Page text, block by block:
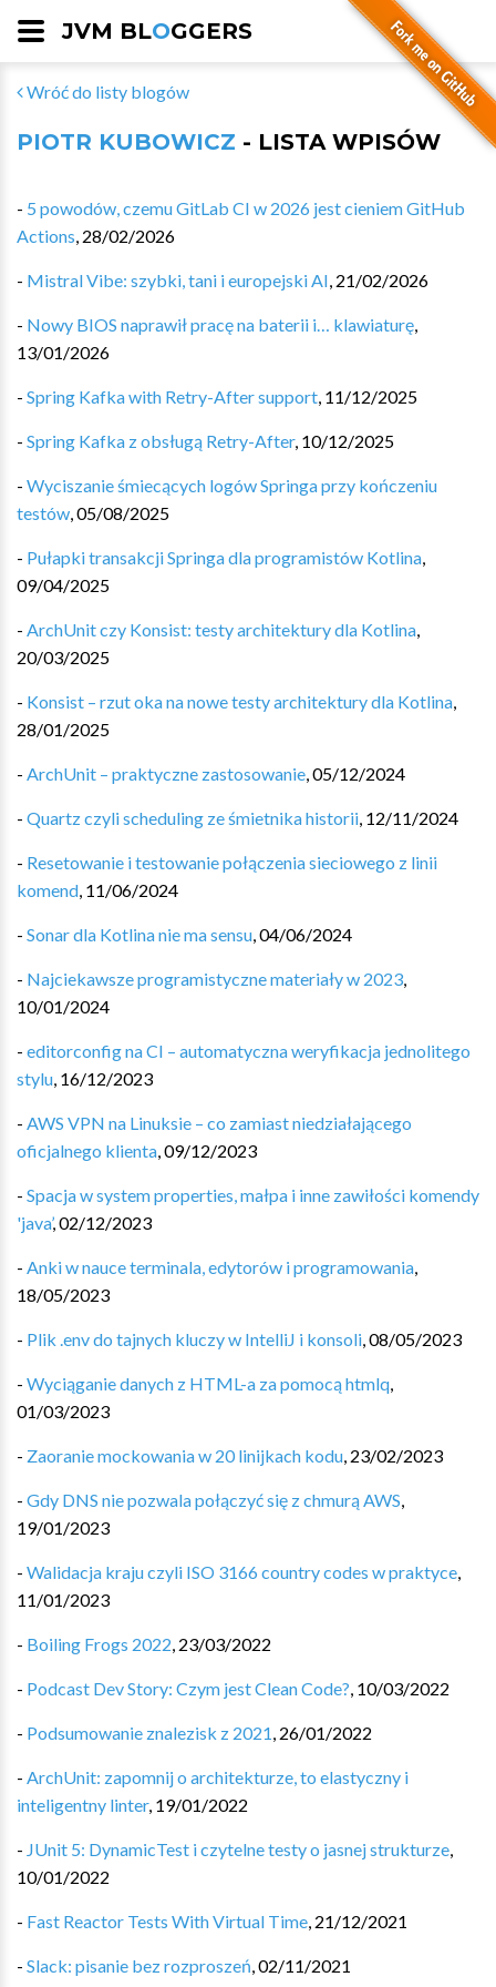
JVM BLOGGERS
Wróć do listy blogów
PIOTR KUBOWICZ - LISTA WPISÓW
- 5 powodów, czemu GitLab CI w 2026 jest cieniem GitHub
Actions, 28/02/2026
- Mistral Vibe: szybki, tani i europejski AI, 21/02/2026
- Nowy BIOS naprawił pracę na baterii i… klawiaturę,
13/01/2026
- Spring Kafka with Retry-After support, 11/12/2025
- Spring Kafka z obsługą Retry-After, 10/12/2025
- Wyciszanie śmiecących logów Springa przy kończeniu
testów,05/08/2025
- Pułapki transakcji Springa dla programistów Kotlina,
09/04/2025
- ArchUnit czy Konsist: testy architektury dla Kotlina,
20/03/2025
- Konsist – rzut oka na nowe testy architektury dla Kotlina,
28/01/2025
- ArchUnit – praktyczne zastosowanie,05/12/2024
- Quartz czyli scheduling ze śmietnika historii, 12/11/2024
- Resetowanie i testowanie połączenia sieciowego z linii
komend, 11/06/2024
- Sonar dla Kotlina nie ma sensu,04/06/2024
- Najciekawsze programistyczne materiały w 2023,
10/01/2024
- editorconfig na CI – automatyczna weryfikacja jednolitego
stylu, 16/12/2023
- AWS VPN na Linuksie – co zamiast niedziałającego
oficjalnego klienta,09/12/2023
- Spacja w system properties, małpa i inne zawiłości komendy
'java’,02/12/2023
- Anki w nauce terminala, edytorów i programowania,
18/05/2023
- Plik .env do tajnych kluczy w IntelliJ i konsoli,08/05/2023
- Wyciąganie danych z HTML-a za pomocą htmlq,
01/03/2023
- Zaoranie mockowania w 20 linijkach kodu, 23/02/2023
- Gdy DNS nie pozwala połączyć się z chmurą AWS,
19/01/2023
- Walidacja kraju czyli ISO 3166 country codes w praktyce,
11/01/2023
- Boiling Frogs 2022, 23/03/2022
- Podcast Dev Story: Czym jest Clean Code?, 10/03/2022
- Podsumowanie znalezisk z 2021, 26/01/2022
- ArchUnit: zapomnij o architekturze, to elastyczny i
inteligentny linter, 19/01/2022
- JUnit 5: DynamicTest i czytelne testy o jasnej strukturze,
10/01/2022
- Fast Reactor Tests With Virtual Time, 21/12/2021
- Slack: pisanie bez rozproszeń,02/11/2021